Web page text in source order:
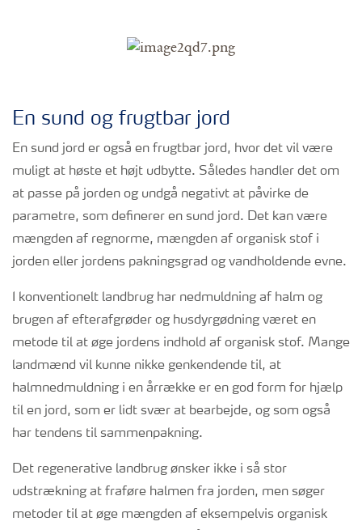
En sund og frugtbar jord
En sund jord er også en frugtbar jord, hvor det vil være
muligt at høste et højt udbytte. Således handler det om
at passe på jorden og undgå negativt at påvirke de
parametre, som definerer en sund jord. Det kan være
mængden af regnorme, mængden af organisk stof i
jorden eller jordens pakningsgrad og vandholdende evne.
I konventionelt landbrug har nedmuldning af halm og
brugen af efterafgrøder og husdyrgødning været en
metode til at øge jordens indhold af organisk stof. Mange
landmænd vil kunne nikke genkendende til, at
halmnedmuldning i en årrække er en god form for hjælp
til en jord, som er lidt svær at bearbejde, og som også
har tendens til sammenpakning.
Det regenerative landbrug ønsker ikke i så stor
udstrækning at fraføre halmen fra jorden, men søger
metoder til at øge mængden af eksempelvis organisk